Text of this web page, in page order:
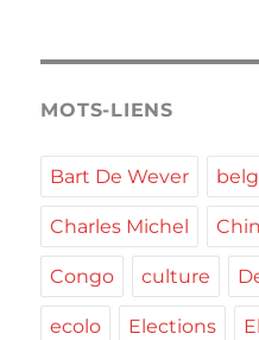
MOTS-LIENS
Bart De Wever
Charles Michel
Congo culture
ecolo Elections